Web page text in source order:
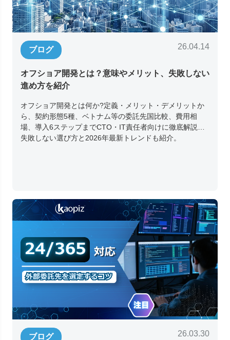
ブログ 26.04.14
オフショア開発とは？意味やメリット、失敗しない
進め方を紹介
オフショア開発とは何か?定義・メリット・デメリットか
ら、契約形態5種、ベトナム等の委託先国比較、費用相
場、導入6ステップまでCTO・IT責任者向けに徹底解説。
失敗しない選び方と2026年最新トレンドも紹介。
ブログ 26.03.30